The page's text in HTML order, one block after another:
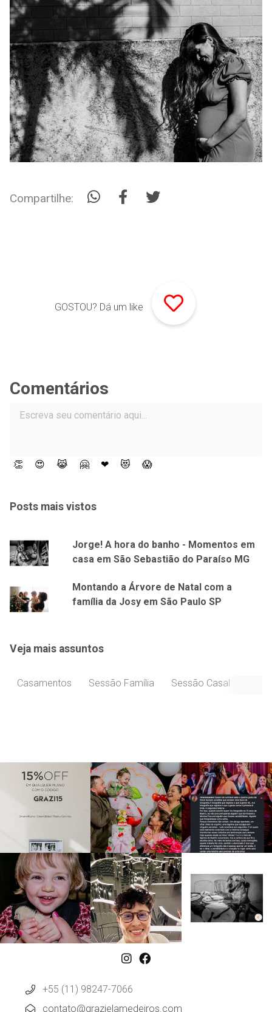
Compartilhe:
GOSTOU? Dá um like
Comentários
👏 😍 😹 🤗 ❤ 😻 😱
Posts mais vistos
Jorge! A hora do banho - Momentos em
casa em São Sebastião do Paraíso MG
Montando a Árvore de Natal com a
família da Josy em São Paulo SP
Veja mais assuntos
Casamentos Sessão Família Sessão Casal
+55 (11) 98247-7066
contato@grazielamedeiros.com